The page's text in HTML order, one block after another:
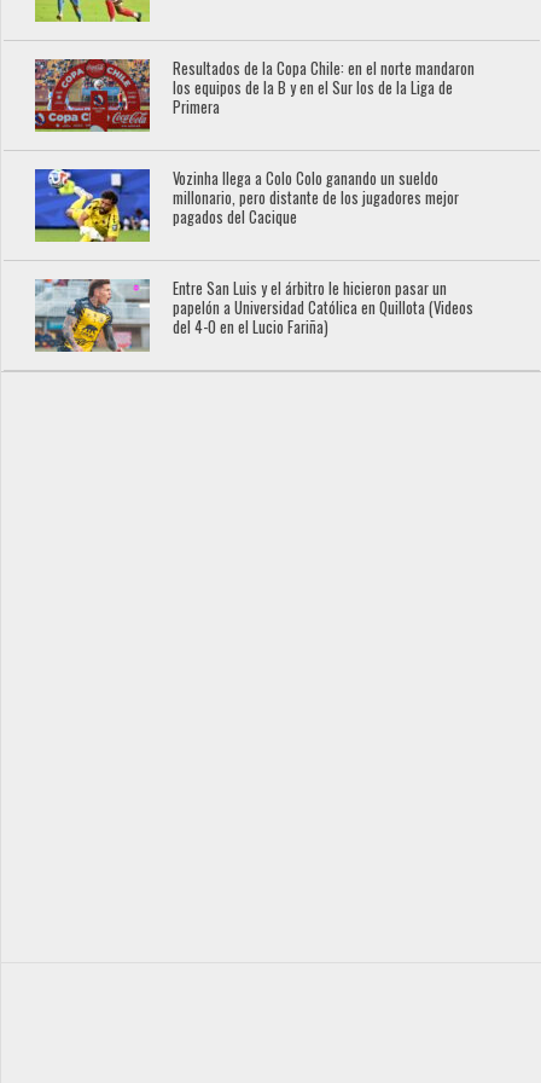
Resultados de la Copa Chile: en el norte mandaron
los equipos de la B y en el Sur los de la Liga de
Primera
Vozinha llega a Colo Colo ganando un sueldo
millonario, pero distante de los jugadores mejor
pagados del Cacique
Entre San Luis y el árbitro le hicieron pasar un
papelón a Universidad Católica en Quillota (Videos
del 4-0 en el Lucio Fariña)